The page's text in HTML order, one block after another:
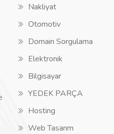
Nakliyat
Otomotiv
Domain Sorgulama
Elektronik
Bilgisayar
YEDEK PARÇA
Hosting
Web Tasarım